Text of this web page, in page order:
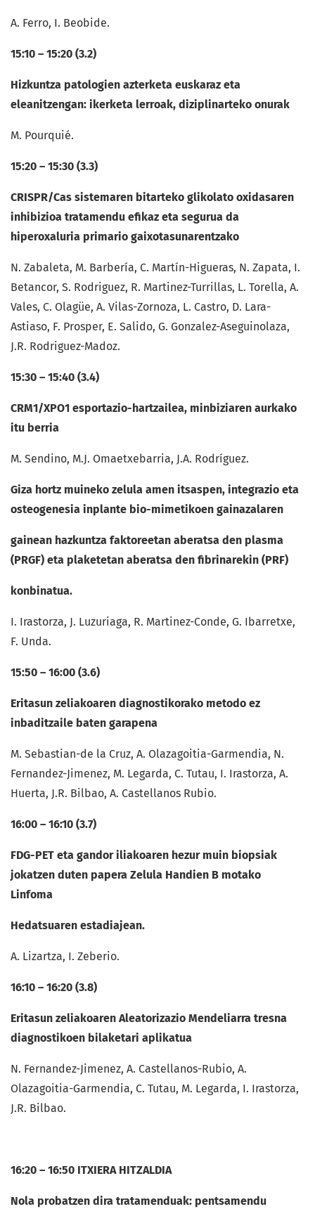
A. Ferro, I. Beobide.
15:10 – 15:20 (3.2)
Hizkuntza patologien azterketa euskaraz eta
eleanitzengan: ikerketa lerroak, diziplinarteko onurak
M. Pourquié.
15:20 – 15:30 (3.3)
CRISPR/Cas sistemaren bitarteko glikolato oxidasaren
inhibizioa tratamendu efikaz eta segurua da
hiperoxaluria primario gaixotasunarentzako
N. Zabaleta, M. Barbería, C. Martín-Higueras, N. Zapata, I.
Betancor, S. Rodriguez, R. Martinez-Turrillas, L. Torella, A.
Vales, C. Olagüe, A. Vilas-Zornoza, L. Castro, D. Lara-
Astiaso, F. Prosper, E. Salido, G. Gonzalez-Aseguinolaza,
J.R. Rodriguez-Madoz.
15:30 – 15:40 (3.4)
CRM1/XPO1 esportazio-hartzailea, minbiziaren aurkako
itu berria
M. Sendino, M.J. Omaetxebarria, J.A. Rodríguez.
Giza hortz muineko zelula amen itsaspen, integrazio eta
osteogenesia inplante bio-mimetikoen gainazalaren
gainean hazkuntza faktoreetan aberatsa den plasma
(PRGF) eta plaketetan aberatsa den fibrinarekin (PRF)
konbinatua.
I. Irastorza, J. Luzuriaga, R. Martinez-Conde, G. Ibarretxe,
F. Unda.
15:50 – 16:00 (3.6)
Eritasun zeliakoaren diagnostikorako metodo ez
inbaditzaile baten garapena
M. Sebastian-de la Cruz, A. Olazagoitia-Garmendia, N.
Fernandez-Jimenez, M. Legarda, C. Tutau, I. Irastorza, A.
Huerta, J.R. Bilbao, A. Castellanos Rubio.
16:00 – 16:10 (3.7)
FDG-PET eta gandor iliakoaren hezur muin biopsiak
jokatzen duten papera Zelula Handien B motako
Linfoma
Hedatsuaren estadiajean.
A. Lizartza, I. Zeberio.
16:10 – 16:20 (3.8)
Eritasun zeliakoaren Aleatorizazio Mendeliarra tresna
diagnostikoen bilaketari aplikatua
N. Fernandez-Jimenez, A. Castellanos-Rubio, A.
Olazagoitia-Garmendia, C. Tutau, M. Legarda, I. Irastorza,
J.R. Bilbao.
16:20 – 16:50 ITXIERA HITZALDIA
Nola probatzen dira tratamenduak: pentsamendu